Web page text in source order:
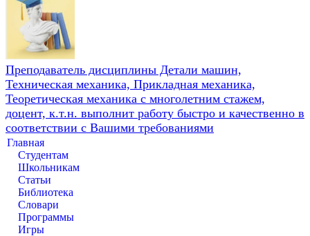
Преподаватель дисциплины Детали машин,
Техническая механика, Прикладная механика,
Теоретическая механика с многолетним стажем,
доцент, к.т.н. выполнит работу быстро и качественно в
соответствии с Вашими требованиями
Главная
Студентам
Школьникам
Статьи
Библиотека
Словари
Программы
Игры